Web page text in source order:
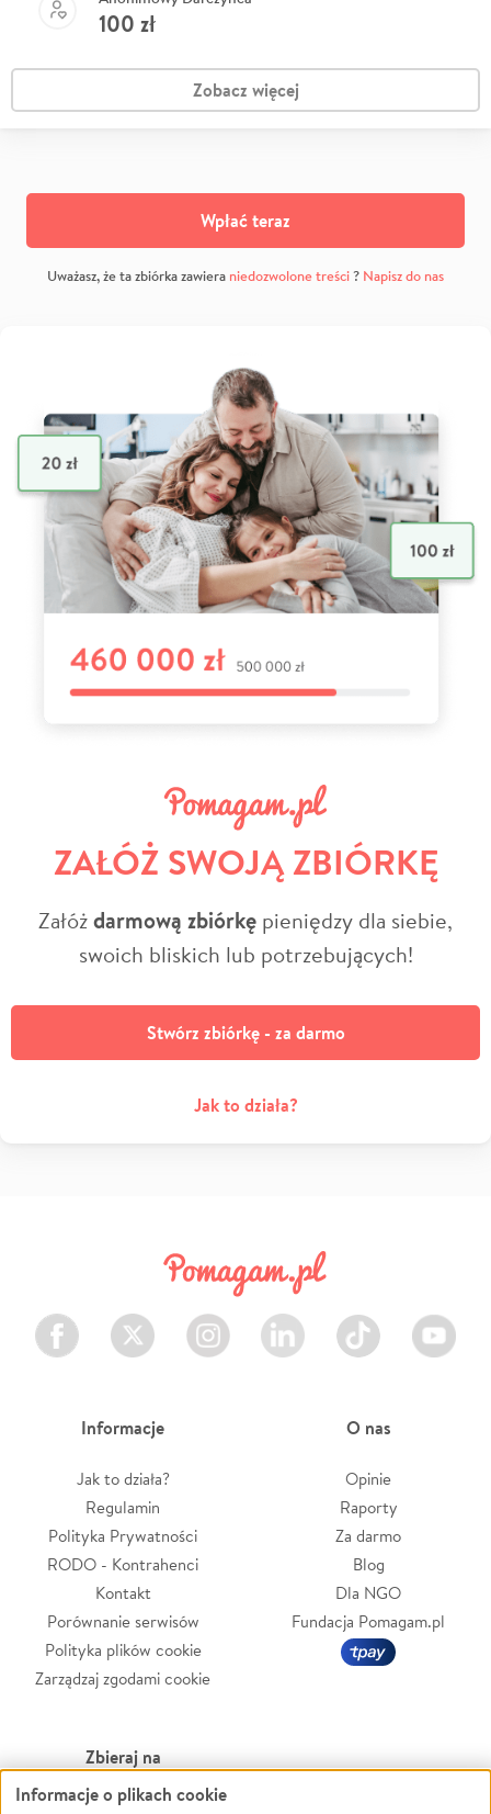
100 zł
Zobacz więcej
Wpłać teraz
Uważasz, że ta zbiórka zawiera niedozwolone treści? Napisz do nas
ZAŁÓŻ SWOJĄ ZBIÓRKĘ
Załóżdarmową zbiórkę pieniędzy dla siebie,
swoich bliskich lub potrzebujących!
Stwórz zbiórkę - za darmo
Jak to działa?
Facebook Twitter Instagram LinkedIn TikTok Youtube
Informacje
Jak to działa?
Regulamin
Polityka Prywatności
RODO - Kontrahenci
Kontakt
Porównanie serwisów
Polityka plików cookie
Zarządzaj zgodami cookie
O nas
Opinie
Raporty
Za darmo
Blog
Dla NGO
Fundacja Pomagam.pl
Zbieraj na
Leczenie
Informacje o plikach cookie